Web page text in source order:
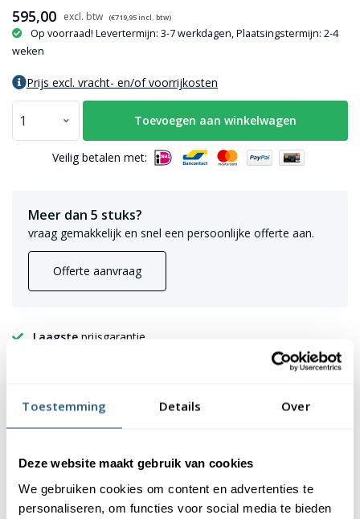
Toestemming Details Over
Deze website maakt gebruik van cookies
We gebruiken cookies om content en advertenties te
personaliseren, om functies voor social media te bieden
595,00 (€719,95incl. btw)
Op voorraad! Levertermijn: 3-7 werkdagen, Plaatsingstermijn: 2-4
weken
Prijs excl. vracht- en/of voorrijkosten
Toevoegen aan winkelwagen
Veilig betalen met:
Meer dan 5 stuks?
vraag gemakkelijk en snel een persoonlijke offerte aan.
Offerte aanvraag
Laagste prijsgarantie
boven de € 150,- (m.u.v. masten)
7224 Beoordelingen
Beschrijving Specificaties